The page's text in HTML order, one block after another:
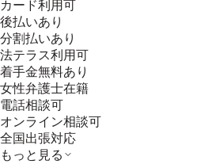
カード利用可
後払いあり
分割払いあり
法テラス利用可
着手金無料あり
女性弁護士在籍
電話相談可
オンライン相談可
全国出張対応
もっと見る